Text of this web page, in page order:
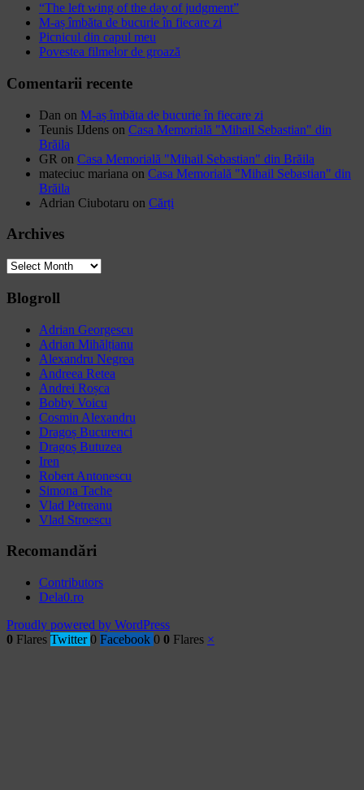
“The left wing of the day of judgment”
M-aș îmbăta de bucurie în fiecare zi
Picnicul din capul meu
Povestea filmelor de groază
Comentarii recente
Dan on M-aș îmbăta de bucurie în fiecare zi
Teunis IJdens on Casa Memorială "Mihail Sebastian" din
Brăila
GR on Casa Memorială "Mihail Sebastian" din Brăila
mateciuc mariana on Casa Memorială "Mihail Sebastian" din
Brăila
Adrian Ciubotaru on Cărți
Archives
Archives
Blogroll
Adrian Georgescu
Adrian Mihălțianu
Alexandru Negrea
Andreea Retea
Andrei Roșca
Bobby Voicu
Cosmin Alexandru
Dragoș Bucurenci
Dragoș Butuzea
Iren
Robert Antonescu
Simona Tache
Vlad Petreanu
Vlad Stroescu
Recomandări
Contributors
Dela0.ro
Proudly powered by WordPress
0 Flares Twitter 0 Facebook 0 0 Flares ×